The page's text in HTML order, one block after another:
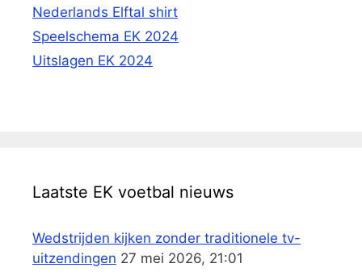
Nederlands Elftal shirt
Speelschema EK 2024
Uitslagen EK 2024
Laatste EK voetbal nieuws
Wedstrijden kijken zonder traditionele tv-
uitzendingen 27 mei 2026, 21:01